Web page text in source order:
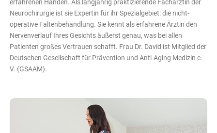
erfahrenen Händen. Als langjährig praktizierende Fachärztin der
Neurochirurgie ist sie Expertin für ihr Spezialgebiet: die nicht-
operative Faltenbehandlung. Sie kennt als erfahrene Ärztin den
Nervenverlauf Ihres Gesichts äußerst genau, was bei allen
Patienten großes Vertrauen schafft. Frau Dr. David ist Mitglied der
Deutschen Gesellschaft für Prävention und Anti-Aging Medizin e.
V. (GSAAM).